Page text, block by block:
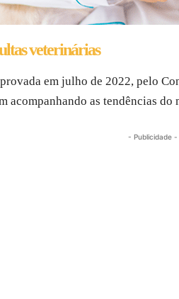
veterinárias
em julho de 2022, pelo
acompanhando as tendências
- Publicidade -